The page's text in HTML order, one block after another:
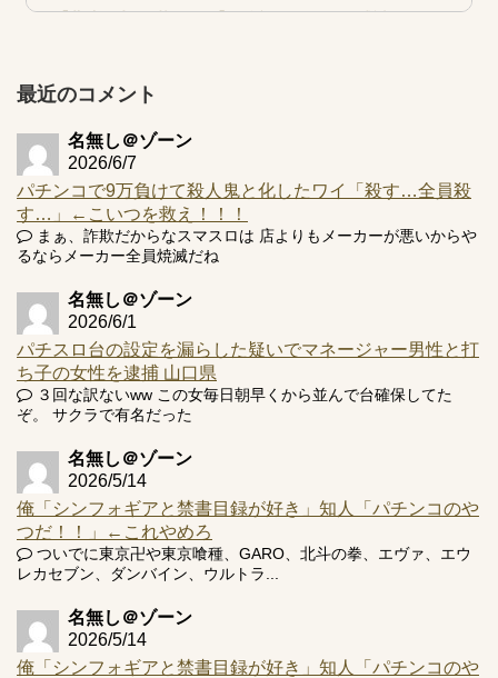
【北斗転生2も落ちた？】最近のパチスロ型式試験はミミズ
プ報告あり！弱予告...
井の軽い絆？
Powered by livedoor 相互RSS
最近のコメント
名無し＠ゾーン
2026/6/7
パチンコで9万負けて殺人鬼と化したワイ「殺す…全員殺
す…」←こいつを救え！！！
まぁ、詐欺だからなスマスロは 店よりもメーカーが悪いからや
るならメーカー全員焼滅だね
名無し＠ゾーン
2026/6/1
パチスロ台の設定を漏らした疑いでマネージャー男性と打
ち子の女性を逮捕 山口県
３回な訳ないww この女毎日朝早くから並んで台確保してた
ぞ。 サクラで有名だった
名無し＠ゾーン
2026/5/14
俺「シンフォギアと禁書目録が好き」知人「パチンコのや
つだ！！」←これやめろ
ついでに東京卍や東京喰種、GARO、北斗の拳、エヴァ、エウ
レカセブン、ダンバイン、ウルトラ...
名無し＠ゾーン
2026/5/14
俺「シンフォギアと禁書目録が好き」知人「パチンコのや